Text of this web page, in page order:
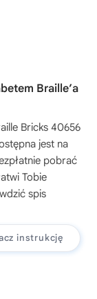
Braille’a
Bricks 40656
jest na
pobrać
Tobie
spis
instrukcję